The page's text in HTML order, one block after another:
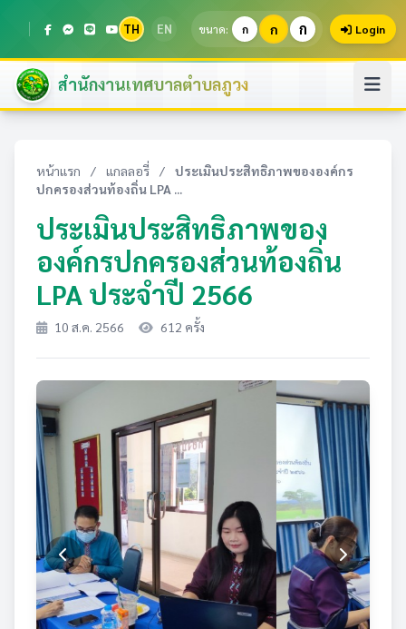
TH EN ขนาด: ก ก ก Login
สำนักงานเทศบาลตำบลภูวง
หน้าแรก / แกลลอรี่ /
ประเมินประสิทธิภาพขององค์กร
ปกครองส่วนท้องถิ่น LPA ...
ประเมินประสิทธิภาพของ
องค์กรปกครองส่วนท้องถิ่น
LPA ประจำปี 2566
10 ส.ค. 2566 612 ครั้ง